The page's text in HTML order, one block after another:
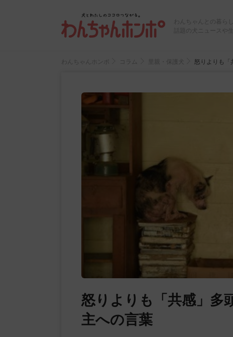
わんちゃんとの暮ら
話題の犬ニュースや
わんちゃんホンポ コラム 里親・保護犬 怒りよりも「
怒りよりも「共感」多
主への言葉